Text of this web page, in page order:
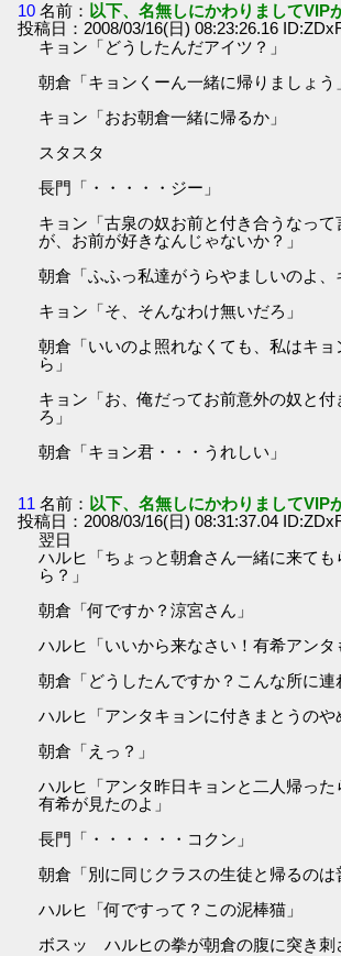
10 名前： 以下、名無しにかわりましてVIP
投稿日：2008/03/16(日) 08:23:26.16
キョン「どうしたんだアイツ？」
朝倉「キョンくーん一緒に帰りましょう
キョン「おお朝倉一緒に帰るか」
スタスタ
長門「・・・・・ジー」
キョン「古泉の奴お前と付き合うなっ
が、お前が好きなんじゃないか？」
朝倉「ふふっ私達がうらやましいのよ、
キョン「そ、そんなわけ無いだろ」
朝倉「いいのよ照れなくても、私はキ
ら」
キョン「お、俺だってお前意外の奴と
ろ」
朝倉「キョン君・・・うれしい」
11 名前： 以下、名無しにかわりましてVIP
投稿日：2008/03/16(日) 08:31:37.04
翌日
ハルヒ「ちょっと朝倉さん一緒に来ても
ら？」
朝倉「何ですか？涼宮さん」
ハルヒ「いいから来なさい！有希アンタ
朝倉「どうしたんですか？こんな所に連
ハルヒ「アンタキョンに付きまとうのや
朝倉「えっ？」
ハルヒ「アンタ昨日キョンと二人帰った
有希が見たのよ」
長門「・・・・・・コクン」
朝倉「別に同じクラスの生徒と帰るのは
ハルヒ「何ですって？この泥棒猫」
ボスッ ハルヒの拳が朝倉の腹に突き刺